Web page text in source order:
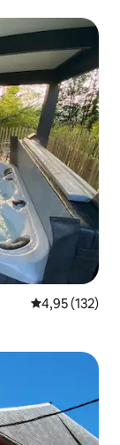
Prosječna
4,95 (132)